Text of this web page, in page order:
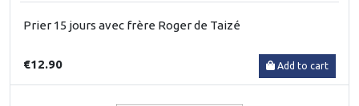
Prier 15 jours avec frère Roger de Taizé
€12.90 Add to cart